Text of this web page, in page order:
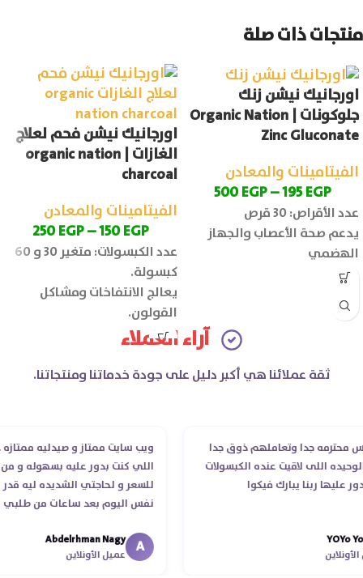
منتجات ذات صلة
اورجانيك نيشن زنك
جلوكونات | Organic Nation
Zinc Gluconate
الفيتامينات والمعادن
195EGP
–
500EGP
عدد الأقراص: 30 قرص
يدعم صحة الأعصاب والجهاز
الهضمي
اورجانيك نيشن فحم لعلاج
الغازات | organic nation
charcoal
الفيتامينات والمعادن
150EGP
–
250EGP
عدد الكبسولات: متغير 30 و 60
كبسولة.
يعالج الانتفاخات ومشاكل
القولون.
آراء العملاء
ثقة عملائنا هي أكبر دليل على جودة خدماتنا ومنتجاتنا.
جدا وتعاملهم ذوق جدا
اللى لاقيت عنده الكبسولات
ربنا يبارك فيكوا
ويب سايت ممتاز و صيدليه ممتازه
اللي كنت بدور عليه بسهوله و من غير
للسعر و لحاجتي الشديده ليه قدر
نفس اليوم بعد ساعات من طلبي و
انتهاء موعد عمله ..فضل يتابع معايا
استلمت ..شكرا جزيلا ليكم
Abdelrhman Nagy
عميل الأونلاين